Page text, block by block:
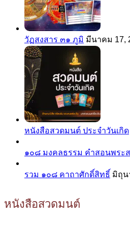
วัฏสงสาร ๓๑ ภูมิ มีนาคม 17,
หนังสือสวดมนต์ ประจำวันเกิด
๑๐๘ มงคลธรรม คำสอนพระ
รวม ๑๐๘ คาถาศักดิ์สิทธิ์ มิถุน
หนังสือสวดมนต์